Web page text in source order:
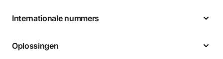
Internationale nummers
Oplossingen